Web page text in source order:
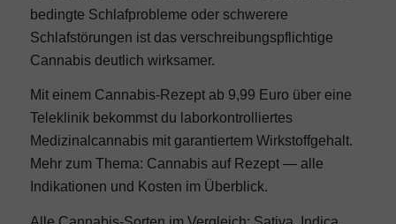
bedingte Schlafprobleme oder schwerere
Schlafstörungen ist das verschreibungspflichtige
Cannabis deutlich wirksamer.
Mit einem Cannabis-Rezept ab 9,99 Euro über eine
Teleklinikbekommst du laborkontrolliertes
Medizinalcannabis mit garantiertem Wirkstoffgehalt.
Mehr zum Thema: Cannabis auf Rezept— alle
Indikationen und Kosten im Überblick.